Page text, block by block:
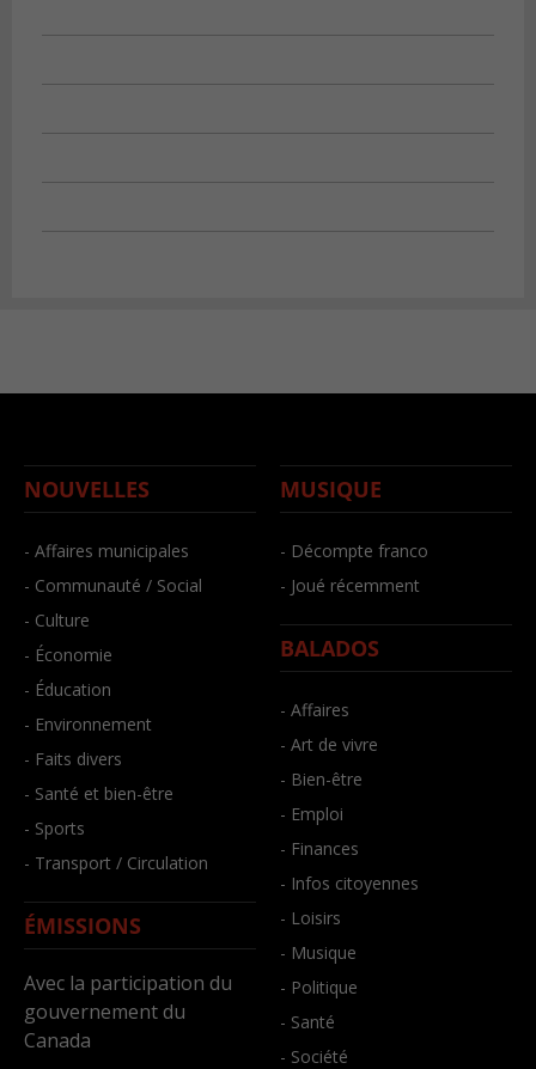
NOUVELLES
- Affaires municipales
- Communauté / Social
- Culture
- Économie
- Éducation
- Environnement
- Faits divers
- Santé et bien-être
- Sports
- Transport / Circulation
ÉMISSIONS
Avec la participation du
gouvernement du
Canada
MUSIQUE
- Décompte franco
- Joué récemment
BALADOS
- Affaires
- Art de vivre
- Bien-être
- Emploi
- Finances
- Infos citoyennes
- Loisirs
- Musique
- Politique
- Santé
- Société